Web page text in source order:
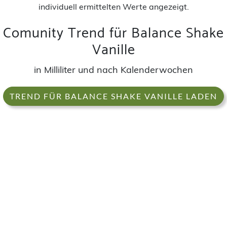
individuell ermittelten Werte angezeigt.
Comunity Trend für Balance Shake
Vanille
in Milliliter und nach Kalenderwochen
TREND FÜR BALANCE SHAKE VANILLE LADEN